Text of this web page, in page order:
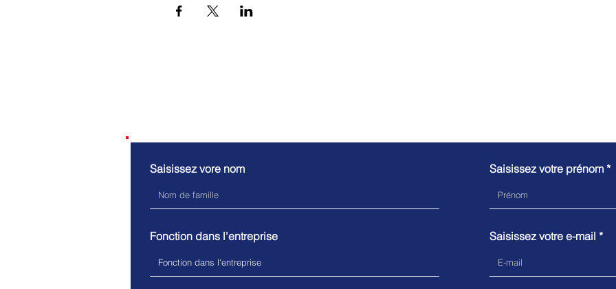
Saisissez vore nom
Fonction dans l'entreprise
Saisissez votre prénom
Saisissez votre e-mail